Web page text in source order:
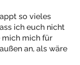
so vieles
ich euch nicht
mich mich für
an, als wäre